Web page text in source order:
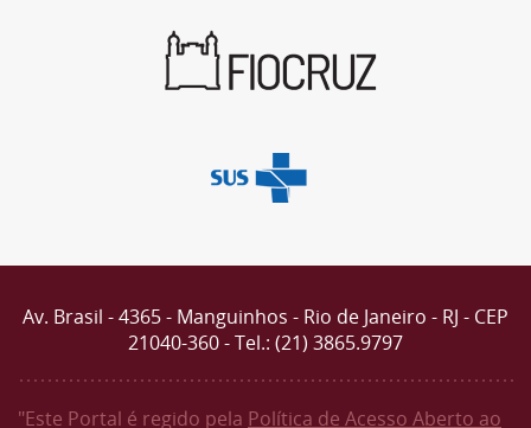
Av. Brasil - 4365 - Manguinhos - Rio de Janeiro - RJ - CEP
21040-360 - Tel.: (21) 3865.9797
"Este Portal é regido pela Política de Acesso Aberto ao